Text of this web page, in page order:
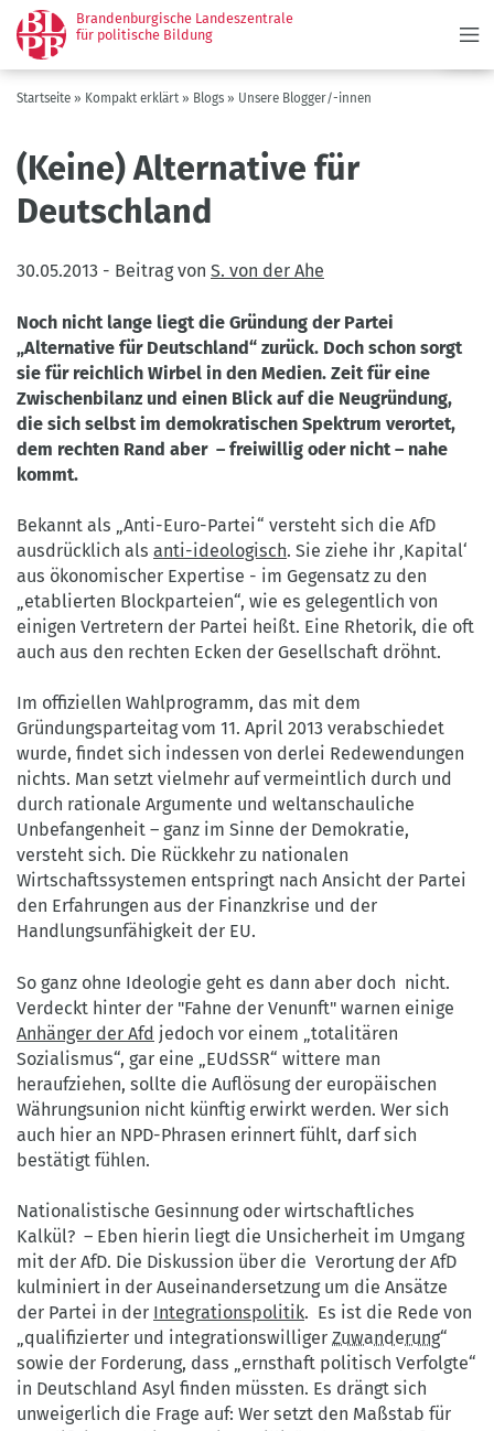
Direkt
zum
Inhalt
Brandenburgische Landeszentrale
für politische Bildung
Pfadnavigation
Startseite Kompakt erklärt Blogs Unsere Blogger/-innen
(Keine) Alternative für
Deutschland
30.05.2013 - Beitrag von S. von der Ahe
Noch nicht lange liegt die Gründung der Partei
„Alternative für Deutschland“ zurück. Doch schon sorgt
sie für reichlich Wirbel in den Medien. Zeit für eine
Zwischenbilanz und einen Blick auf die Neugründung,
die sich selbst im demokratischen Spektrum verortet,
dem rechten Rand aber – freiwillig oder nicht – nahe
kommt.
Bekannt als „Anti-Euro-Partei“ versteht sich die AfD
ausdrücklich als anti-ideologisch. Sie ziehe ihr ‚Kapital‘
aus ökonomischer Expertise - im Gegensatz zu den
„etablierten Blockparteien“, wie es gelegentlich von
einigen Vertretern der Partei heißt. Eine Rhetorik, die oft
auch aus den rechten Ecken der Gesellschaft dröhnt.
Im offiziellen Wahlprogramm, das mit dem
Gründungsparteitag vom 11. April 2013 verabschiedet
wurde, findet sich indessen von derlei Redewendungen
nichts. Man setzt vielmehr auf vermeintlich durch und
durch rationale Argumente und weltanschauliche
Unbefangenheit – ganz im Sinne der Demokratie,
versteht sich. Die Rückkehr zu nationalen
Wirtschaftssystemen entspringt nach Ansicht der Partei
den Erfahrungen aus der Finanzkrise und der
Handlungsunfähigkeit der EU.
So ganz ohne Ideologie geht es dann aber doch nicht.
Verdeckt hinter der "Fahne der Venunft" warnen einige
Anhänger der Afd jedoch vor einem „totalitären
Sozialismus“, gar eine „EUdSSR“ wittere man
heraufziehen, sollte die Auflösung der europäischen
Währungsunion nicht künftig erwirkt werden. Wer sich
auch hier an NPD-Phrasen erinnert fühlt, darf sich
bestätigt fühlen.
Nationalistische Gesinnung oder wirtschaftliches
Kalkül? – Eben hierin liegt die Unsicherheit im Umgang
mit der AfD. Die Diskussion über die Verortung der AfD
kulminiert in der Auseinandersetzung um die Ansätze
der Partei in der Integrationspolitik. Es ist die Rede von
„qualifizierter und integrationswilliger Zuwanderung“
sowie der Forderung, dass „ernsthaft politisch Verfolgte“
in Deutschland Asyl finden müssten. Es drängt sich
unweigerlich die Frage auf: Wer setzt den Maßstab für